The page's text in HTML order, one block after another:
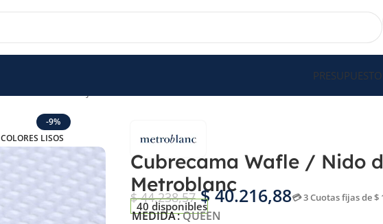
-9%
COLORES LISOS
Cubrecama Wafle / Nido
Metroblanc
$44.238,57 $40.216,88💳 3 Cuotas fijas de $
40 disponibles
MEDIDA QUEEN